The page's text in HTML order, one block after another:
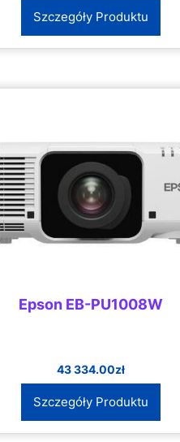
Szczegóły Produktu
Epson EB-PU1008W
43 334.00zł
Szczegóły Produktu